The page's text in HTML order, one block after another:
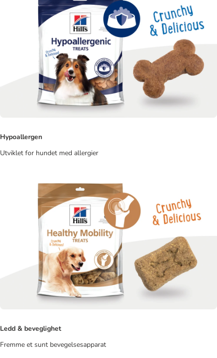
Hypoallergen
Utviklet for hundet med allergier
Ledd & beveglighet
Fremme et sunt bevegelsesapparat